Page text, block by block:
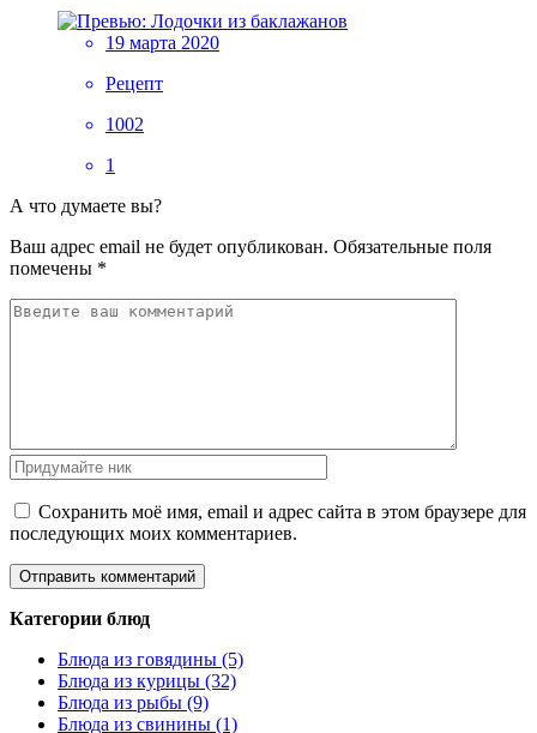
19 марта 2020
Рецепт
1002
1
А что думаете вы?
Ваш адрес email не будет опубликован. Обязательные поля
помечены *
Сохранить моё имя, email и адрес сайта в этом браузере для
последующих моих комментариев.
Категории блюд
Блюда из говядины (5)
Блюда из курицы (32)
Блюда из рыбы (9)
Блюда из свинины (1)